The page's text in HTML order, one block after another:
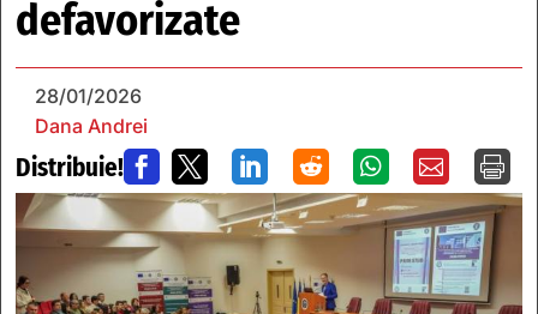
defavorizate
28/01/2026
Dana Andrei
Distribuie!       